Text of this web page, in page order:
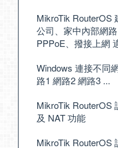
MikroTik RouterOS
公司、家中內部網路
PPPoE、撥接上網
Windows 連接不同
路1 網路2 網路3 ...
MikroTik RouterOS
及 NAT 功能
MikroTik RouterOS